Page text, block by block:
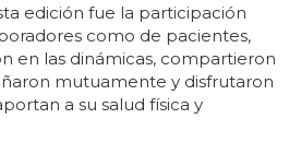
edición fue la participación
como de pacientes,
en las dinámicas, compartieron
mutuamente y disfrutaron
a su salud física y